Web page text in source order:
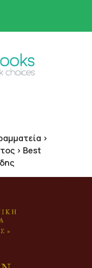
>
> Best